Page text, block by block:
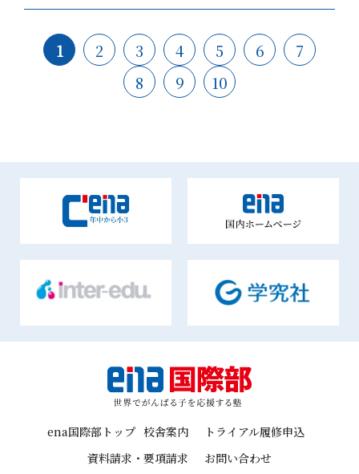
1 2 3 4 5 6
7
8
9 10
ena国際部トップ 校舎案内
トライアル履修申込
資料請求・要項請求
お問い合わせ